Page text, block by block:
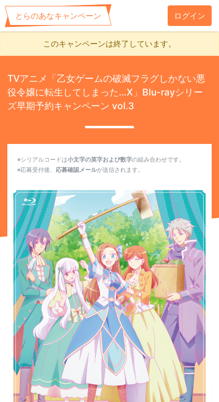
とらのあなキャンペーン ログイン
このキャンペーンは終了しています。
TVアニメ「乙女ゲームの破滅フラグしかない悪
役令嬢に転生してしまった…X」Blu-rayシリー
ズ早期予約キャンペーン vol.3
※シリアルコードは小文字の英字および数字の組み合わせです。
※応募受付後、 応募確認メールが送信されます。